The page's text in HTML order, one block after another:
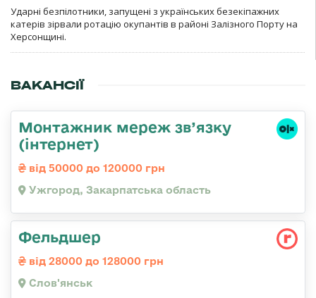
Ударні безпілотники, запущені з українських безекіпажних
катерів зірвали ротацію окупантів в районі Залізного Порту на
Херсонщині.
ВАКАНСІЇ
Монтажник мереж зв’язку
(інтернет)
від 50000 до 120000 грн
Ужгород, Закарпатська область
Фельдшер
від 28000 до 128000 грн
Слов'янськ